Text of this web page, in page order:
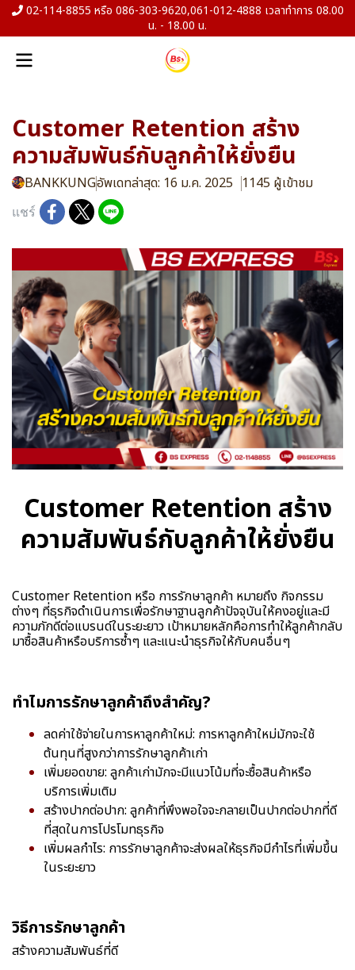
02-114-8855 หรือ 086-303-9620,061-012-4888 เวลาทำการ 08.00
น. - 18.00 น.
Customer Retention สร้าง
ความสัมพันธ์กับลูกค้าให้ยั่งยืน
BANKKUNGอัพเดทล่าสุด: 16 ม.ค. 2025 1145 ผู้เข้าชม
แชร์
Customer Retention สร้าง
ความสัมพันธ์กับลูกค้าให้ยั่งยืน
Customer Retention หรือ การรักษาลูกค้า หมายถึง กิจกรรม
ต่างๆ ที่ธุรกิจดำเนินการเพื่อรักษาฐานลูกค้าปัจจุบันให้คงอยู่และมี
ความภักดีต่อแบรนด์ในระยะยาว เป้าหมายหลักคือการทำให้ลูกค้ากลับ
มาซื้อสินค้าหรือบริการซ้ำๆ และแนะนำธุรกิจให้กับคนอื่นๆ
ทำไมการรักษาลูกค้าถึงสำคัญ?
ลดค่าใช้จ่ายในการหาลูกค้าใหม่: การหาลูกค้าใหม่มักจะใช้
ต้นทุนที่สูงกว่าการรักษาลูกค้าเก่า
เพิ่มยอดขาย: ลูกค้าเก่ามักจะมีแนวโน้มที่จะซื้อสินค้าหรือ
บริการเพิ่มเติม
สร้างปากต่อปาก: ลูกค้าที่พึงพอใจจะกลายเป็นปากต่อปากที่ดี
ที่สุดในการโปรโมทธุรกิจ
เพิ่มผลกำไร: การรักษาลูกค้าจะส่งผลให้ธุรกิจมีกำไรที่เพิ่มขึ้น
ในระยะยาว
วิธีการรักษาลูกค้า
สร้างความสัมพันธ์ที่ดี